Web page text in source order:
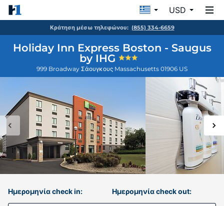
USD
Κράτηση μέσω τηλεφώνου: (855) 334-6659
Holiday Inn Express Boston - Saugus
by IHG
999 Broadway Σάουγκους Massachusetts 01906 US
Ημερομηνία check in: Ημερομηνία check out: